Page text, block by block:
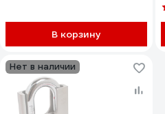
В корзину
Нет в наличии